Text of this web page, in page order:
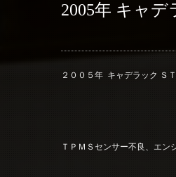
2005年 キャ
２００５年 キャデラック Ｓ
ＴＰＭＳセンサー不良、エン